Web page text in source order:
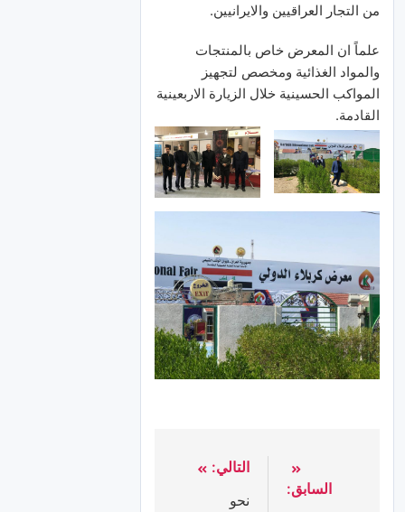
من التجار العراقيين والايرانيين.
علماً ان المعرض خاص بالمنتجات
والمواد الغذائية ومخصص لتجهيز
المواكب الحسينية خلال الزيارة الاربعينية
القادمة.
السابق:
التالي:
نحو